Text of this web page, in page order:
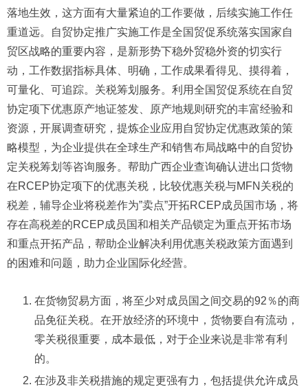
落地生效，这方面有大量紧迫的工作要做，后续实施工作任
重道远。自贸协定推广实施工作是全国贸促系统落实国家自
贸区战略的重要内容，是新形势下稳外贸稳外资的切实行
动，工作数据指标具体、明确，工作成果看得见、摸得着，
可量化、可追踪。关税筹划服务。利用全国贸促系统在自贸
协定项下优惠原产地证签发、原产地规则研究的丰富经验和
资源，开展调查研究，提炼企业应用自贸协定优惠政策的策
略模型，为企业提供在全球生产和销售布局战略中的自贸协
定关税筹划等咨询服务。帮助广西企业查询确认进出口货物
在RCEP协定项下的优惠关税，比较优惠关税与MFN关税的
税差，辅导企业将税差作为”卖点”开拓RCEP成员国市场，将
存在高税差的RCEP成员国和相关产品锁定为重点开拓市场
和重点开拓产品，帮助企业解决利用优惠关税政策方面遇到
的困难和问题，助力企业国际化经营。
在货物贸易方面，将至少对成员国之间交易的92％的商
品免征关税。在开放经济的环境中，货物要自有流动，
零关税很重要，成本最低，对于企业来说是非常有利
的。
在涉及非关税措施的规定更强有力，包括提供允许成员